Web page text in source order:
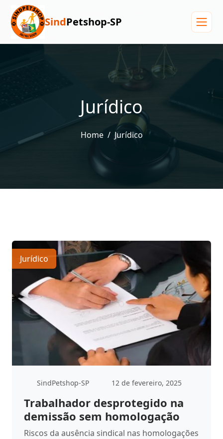
SindPetshop-SP
Jurídico
Home Jurídico
Jurídico
SindPetshop-SP 12 de fevereiro, 2025
Trabalhador desprotegido na
demissão sem homologação
Riscos da ausência sindical nas homologações